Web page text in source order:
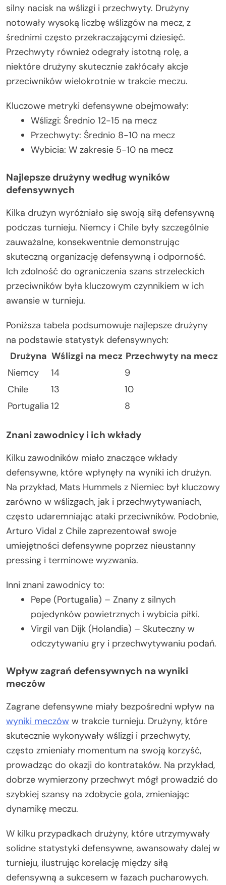
silny nacisk na wślizgi i przechwyty. Drużyny
notowały wysoką liczbę wślizgów na mecz, z
średnimi często przekraczającymi dziesięć.
Przechwyty również odegrały istotną rolę, a
niektóre drużyny skutecznie zakłócały akcje
przeciwników wielokrotnie w trakcie meczu.
Kluczowe metryki defensywne obejmowały:
Wślizgi: Średnio 12-15 na mecz
Przechwyty: Średnio 8-10 na mecz
Wybicia: W zakresie 5-10 na mecz
Najlepsze drużyny według wyników
defensywnych
Kilka drużyn wyróżniało się swoją siłą defensywną
podczas turnieju. Niemcy i Chile były szczególnie
zauważalne, konsekwentnie demonstrując
skuteczną organizację defensywną i odporność.
Ich zdolność do ograniczenia szans strzeleckich
przeciwników była kluczowym czynnikiem w ich
awansie w turnieju.
Poniższa tabela podsumowuje najlepsze drużyny
na podstawie statystyk defensywnych:
Drużyna Wślizgi na mecz Przechwyty na mecz
Niemcy
14
9
Chile
13
10
Portugalia 12 8
Znani zawodnicy i ich wkłady
Kilku zawodników miało znaczące wkłady
defensywne, które wpłynęły na wyniki ich drużyn.
Na przykład, Mats Hummels z Niemiec był kluczowy
zarówno w wślizgach, jak i przechwytywaniach,
często udaremniając ataki przeciwników. Podobnie,
Arturo Vidal z Chile zaprezentował swoje
umiejętności defensywne poprzez nieustanny
pressing i terminowe wyzwania.
Inni znani zawodnicy to:
Pepe (Portugalia) – Znany z silnych
pojedynków powietrznych i wybicia piłki.
Virgil van Dijk (Holandia) – Skuteczny w
odczytywaniu gry i przechwytywaniu podań.
Wpływ zagrań defensywnych na wyniki
meczów
Zagrane defensywne miały bezpośredni wpływ na
wyniki meczów w trakcie turnieju. Drużyny, które
skutecznie wykonywały wślizgi i przechwyty,
często zmieniały momentum na swoją korzyść,
prowadząc do okazji do kontrataków. Na przykład,
dobrze wymierzony przechwyt mógł prowadzić do
szybkiej szansy na zdobycie gola, zmieniając
dynamikę meczu.
W kilku przypadkach drużyny, które utrzymywały
solidne statystyki defensywne, awansowały dalej w
turnieju, ilustrując korelację między siłą
defensywną a sukcesem w fazach pucharowych.